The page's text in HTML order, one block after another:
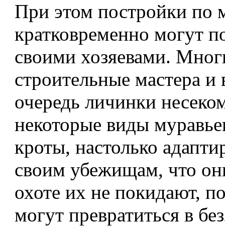
При этом постройки по
кратковременно могут
своими хозяевами.
строительные мастера
очередь личинки
некоторые виды
кроты, настолько
своим убежищам, что
охоте их не покидают,
могут превратиться в